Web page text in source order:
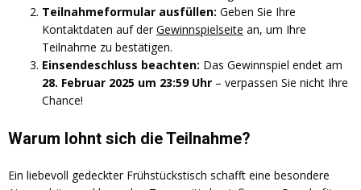
Teilnahmeformular ausfüllen: Geben Sie Ihre
Kontaktdaten auf derGewinnspielseite an, um Ihre
Teilnahme zu bestätigen.
Einsendeschluss beachten: Das Gewinnspiel endet am
28. Februar 2025 um 23:59 Uhr – verpassen Sie nicht Ihre
Chance!
Warum lohnt sich die Teilnahme?
Ein liebevoll gedeckter Frühstückstisch schafft eine besondere